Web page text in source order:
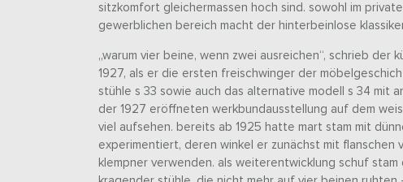
sitzkomfort gleichermassen hoch sind. sowohl im
gewerblichen bereich macht der hinterbeinlose
„warum vier beine, wenn zwei ausreichen“, schrieb der
1927, als er die ersten freischwinger der
stühle s 33 sowie auch das alternative modell s 34 mit
der 1927 eröffneten werkbundausstellung auf dem
viel aufsehen. bereits ab 1925 hatte mart stam mit
experimentiert, deren winkel er zunächst mit flanschen
klempner verwenden. als weiterentwicklung schuf stam